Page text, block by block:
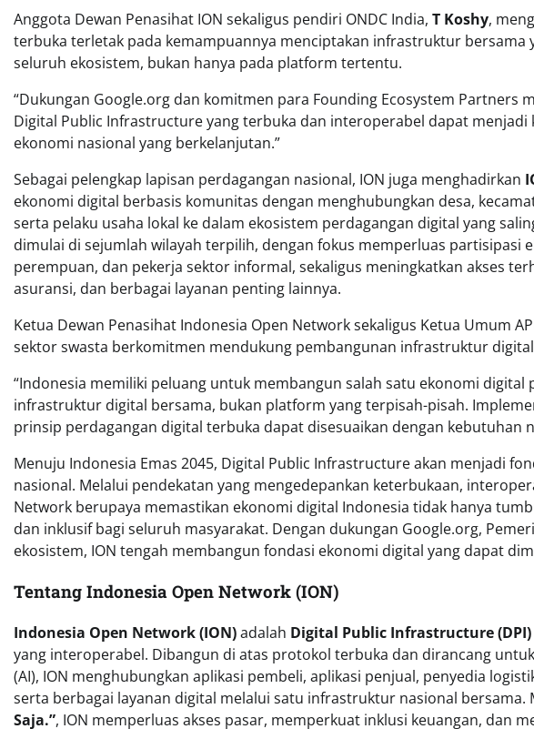
Anggota Dewan Penasihat ION sekaligus pendiri ONDC India, T Koshy,
terbuka terletak pada kemampuannya menciptakan infrastruktur bersama
seluruh ekosistem, bukan hanya pada platform tertentu.
“Dukungan Google.org dan komitmen para Founding Ecosystem Partners
Digital Public Infrastructure yang terbuka dan interoperabel dapat
ekonomi nasional yang berkelanjutan.”
Sebagai pelengkap lapisan perdagangan nasional, ION juga menghadirkan
ekonomi digital berbasis komunitas dengan menghubungkan desa,
serta pelaku usaha lokal ke dalam ekosistem perdagangan digital yang
dimulai di sejumlah wilayah terpilih, dengan fokus memperluas partisipasi
perempuan, dan pekerja sektor informal, sekaligus meningkatkan akses
asuransi, dan berbagai layanan penting lainnya.
Ketua Dewan Penasihat Indonesia Open Network sekaligus Ketua Umum
sektor swasta berkomitmen mendukung pembangunan infrastruktur
“Indonesia memiliki peluang untuk membangun salah satu ekonomi
infrastruktur digital bersama, bukan platform yang terpisah-pisah.
prinsip perdagangan digital terbuka dapat disesuaikan dengan kebutuhan
Menuju Indonesia Emas 2045, Digital Public Infrastructure akan menjadi
nasional. Melalui pendekatan yang mengedepankan keterbukaan,
Network berupaya memastikan ekonomi digital Indonesia tidak hanya
dan inklusif bagi seluruh masyarakat. Dengan dukungan Google.org,
ekosistem, ION tengah membangun fondasi ekonomi digital yang dapat
Tentang Indonesia Open Network (ION)
Indonesia Open Network (ION)adalah Digital Public Infrastructure (DPI)
yang interoperabel. Dibangun di atas protokol terbuka dan dirancang
(AI), ION menghubungkan aplikasi pembeli, aplikasi penjual, penyedia
serta berbagai layanan digital melalui satu infrastruktur nasional bersama.
Saja.”, ION memperluas akses pasar, memperkuat inklusi keuangan, dan